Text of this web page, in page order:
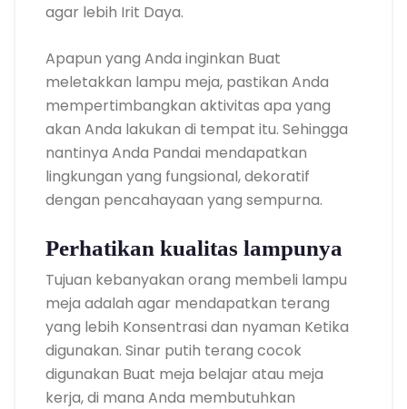
agar lebih Irit Daya.
Apapun yang Anda inginkan Buat
meletakkan lampu meja, pastikan Anda
mempertimbangkan aktivitas apa yang
akan Anda lakukan di tempat itu. Sehingga
nantinya Anda Pandai mendapatkan
lingkungan yang fungsional, dekoratif
dengan pencahayaan yang sempurna.
Perhatikan kualitas lampunya
Tujuan kebanyakan orang membeli lampu
meja adalah agar mendapatkan terang
yang lebih Konsentrasi dan nyaman Ketika
digunakan. Sinar putih terang cocok
digunakan Buat meja belajar atau meja
kerja, di mana Anda membutuhkan